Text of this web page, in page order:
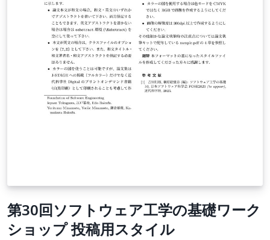
第30回ソフトウェア工学の基礎ワーク
ショップ 投稿用スタイル